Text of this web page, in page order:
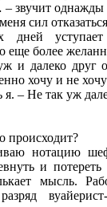
звучит
сил
дней уступает
еще более
далеко друг
хочу и не
– Не так уж
происходит?
нотацию
и
мысль.